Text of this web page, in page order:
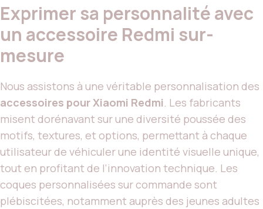
Exprimer sa personnalité avec
un accessoire Redmi sur-
mesure
Nous assistons à une véritable personnalisation des
accessoires pour Xiaomi Redmi . Les fabricants
misent dorénavant sur une diversité poussée des
motifs, textures, et options, permettant à chaque
utilisateur de véhiculer une identité visuelle unique,
tout en profitant de l’innovation technique. Les
coques personnalisées sur commande sont
plébiscitées, notamment auprès des jeunes adultes